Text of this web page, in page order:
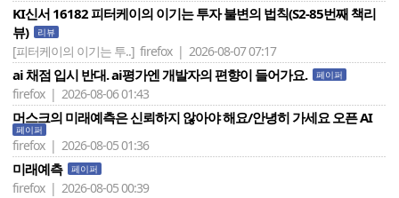
KI신서 16182 피터케이의 이기는 투자 불변의 법칙(S2-85번째 책리
뷰)
리뷰
[피터케이의 이기는 투..] firefox | 2026-08-07 07:17
ai 채점 입시 반대. ai평가엔 개발자의 편향이 들어가요. 페이퍼
firefox | 2026-08-06 01:43
머스크의 미래예측은 신뢰하지 않아야 해요/안녕히 가세요 오픈 AI
페이퍼
firefox | 2026-08-05 01:36
미래예측 페이퍼
firefox | 2026-08-05 00:39